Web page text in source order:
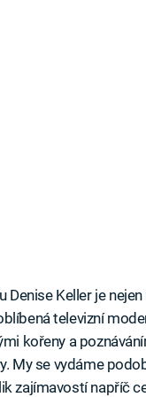
Keller je
televizní
kořeny a
My se vydáme
zajímavostí napříč